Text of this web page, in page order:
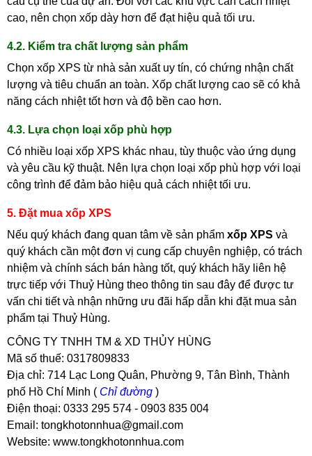
cao, nên chọn xốp dày hơn để đạt hiệu quả tối ưu.
4.2. Kiểm tra chất lượng sản phẩm
Chọn xốp XPS từ nhà sản xuất uy tín, có chứng nhận chất
lượng và tiêu chuẩn an toàn. Xốp chất lượng cao sẽ có khả
năng cách nhiệt tốt hơn và độ bền cao hơn.
4.3. Lựa chọn loại xốp phù hợp
Có nhiều loại xốp XPS khác nhau, tùy thuộc vào ứng dụng
và yêu cầu kỹ thuật. Nên lựa chọn loại xốp phù hợp với loại
công trình để đảm bảo hiệu quả cách nhiệt tối ưu.
5. Đặt mua xốp XPS
Nếu quý khách đang quan tâm về sản phẩm xốp XPS và
quý khách cần một đơn vị cung cấp chuyên nghiệp, có trách
nhiệm và chính sách bán hàng tốt, quý khách hãy liên hệ
trực tiếp với Thuỷ Hùng theo thông tin sau đây để được tư
vấn chi tiết và nhận những ưu đãi hấp dẫn khi đặt mua sản
phẩm tại Thuỷ Hùng.
CÔNG TY TNHH TM & XD THỦY HÙNG
Mã số thuế: 0317809833
Địa chỉ: 714 Lạc Long Quân, Phường 9, Tân Bình, Thành
phố Hồ Chí Minh ( Chỉ đường )
Điện thoại: 0333 295 574 - 0903 835 004
Email: tongkhotonnhua@gmail.com
Website: www.tongkhotonnhua.com